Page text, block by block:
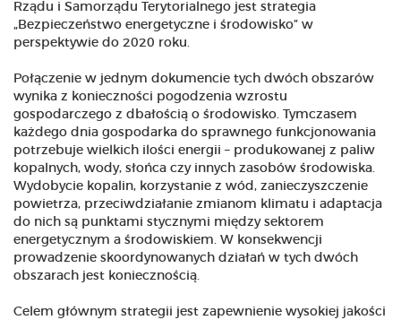
Rządu i Samorządu Terytorialnego jest strategia
„Bezpieczeństwo energetyczne i środowisko” w
perspektywie do 2020 roku.
Połączenie w jednym dokumencie tych dwóch obszarów
wynika z konieczności pogodzenia wzrostu
gospodarczego z dbałością o środowisko. Tymczasem
każdego dnia gospodarka do sprawnego funkcjonowania
potrzebuje wielkich ilości energii – produkowanej z paliw
kopalnych, wody, słońca czy innych zasobów środowiska.
Wydobycie kopalin, korzystanie z wód, zanieczyszczenie
powietrza, przeciwdziałanie zmianom klimatu i adaptacja
do nich są punktami stycznymi między sektorem
energetycznym a środowiskiem. W konsekwencji
prowadzenie skoordynowanych działań w tych dwóch
obszarach jest koniecznością.
Celem głównym strategii jest zapewnienie wysokiej jakości